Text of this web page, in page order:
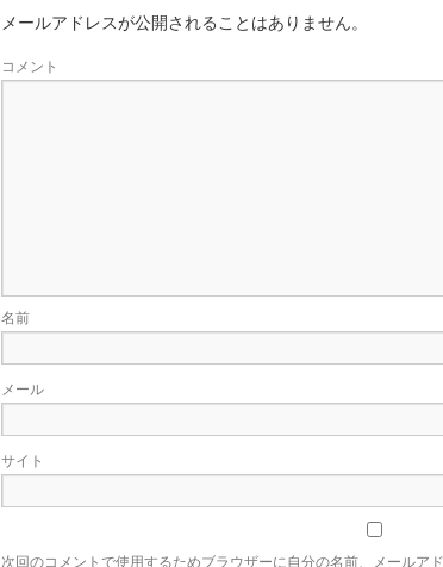
メールアドレスが公開されることはありません。
コメント
名前
メール
サイト
次回のコメントで使用するためブラウザーに自分の名前、メールア